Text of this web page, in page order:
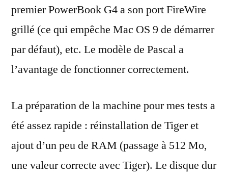
premier PowerBook G4 a son port FireWire
grillé (ce qui empêche Mac OS 9 de démarrer
par défaut), etc. Le modèle de Pascal a
l’avantage de fonctionner correctement.
La préparation de la machine pour mes tests a
été assez rapide : réinstallation de Tiger et
ajout d’un peu de RAM (passage à 512 Mo,
une valeur correcte avec Tiger). Le disque dur